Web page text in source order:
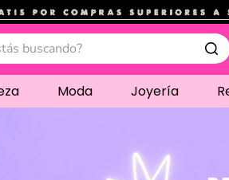
.
buscando?
Moda Joyería